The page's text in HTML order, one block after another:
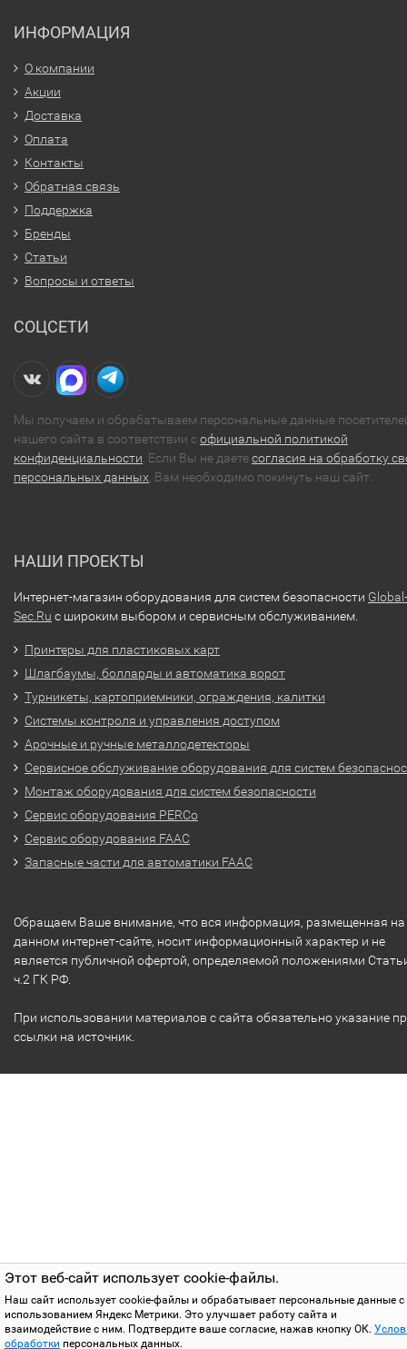
Этот веб-сайт использует cookie-файлы.
Наш сайт использует cookie-файлы и обрабатывает персональные данные с
использованием Яндекс Метрики. Это улучшает работу сайта и
взаимодействие с ним. Подтвердите ваше согласие, нажав кнопку ОК.
обработки персональных данных.
ИНФОРМАЦИЯ
О компании
Акции
Доставка
Оплата
Контакты
Обратная связь
Поддержка
Бренды
Статьи
Вопросы и ответы
СОЦСЕТИ
Мы получаем и обрабатываем персональные данные
нашего сайта в соответствии софициальной политикой
конфиденциальности . Если Вы не даетесогласия на обработку
персональных данных , Вам необходимо покинуть наш сайт.
НАШИ ПРОЕКТЫ
Интернет-магазин оборудования для систем безопасности Global-
Sec.Ru с широким выбором и сервисным обслуживанием.
Принтеры для пластиковых карт
Шлагбаумы, болларды и автоматика ворот
Турникеты, картоприемники, ограждения, калитки
Системы контроля и управления доступом
Арочные и ручные металлодетекторы
Сервисное обслуживание оборудования для систем
Монтаж оборудования для систем безопасности
Сервис оборудования PERCo
Сервис оборудования FAAC
Запасные части для автоматики FAAC
Обращаем Ваше внимание, что вся информация, размещенная на
данном интернет-сайте, носит информационный характер и не
является публичной офертой, определяемой положениями
ч.2 ГК РФ.
При использовании материалов с сайта обязательно указание
ссылки на источник.